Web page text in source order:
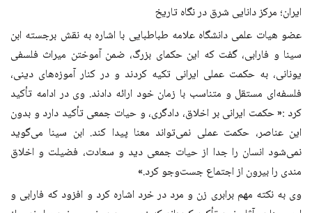
ایران؛ مرکز دانایی شرق در نگاه تاریخ
عضو هیات علمی دانشگاه علامه طباطبایی با اشاره به نقش برجسته ابن
سینا و فارابی، گفت که این حکمای بزرگ، ضمن آموختن میراث فلسفی
یونانی، به حکمت عملی ایرانی تکیه کردند و در کنار آموزه‌های دینی،
فلسفه‌ای مستقل و متناسب با زمان خود ارائه دادند. وی در ادامه تأکید
کرد :« حکمت ایرانی بر اخلاق، دادگری، و حیات جمعی تأکید دارد و بدون
این عناصر، حکمت عملی نمی‌تواند معنا پیدا کند. ابن سینا می‌گوید
نمی‌شود انسان را جدا از حیات جمعی دید و سعادت، فضیلت و اخلاق
مندی را بیرون از اجتماع جست‌وجو کرد.»
وی به نکته مهم برابری زن و مرد در خرد اشاره کرد و افزود که فارابی و